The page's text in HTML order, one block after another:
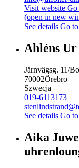
Visit website Go
(open in new
See details Go
Ahléns Ur
Järnvägsg. 11/
70002Örebro
Szwecja
019-6113173
See details Go
Aika